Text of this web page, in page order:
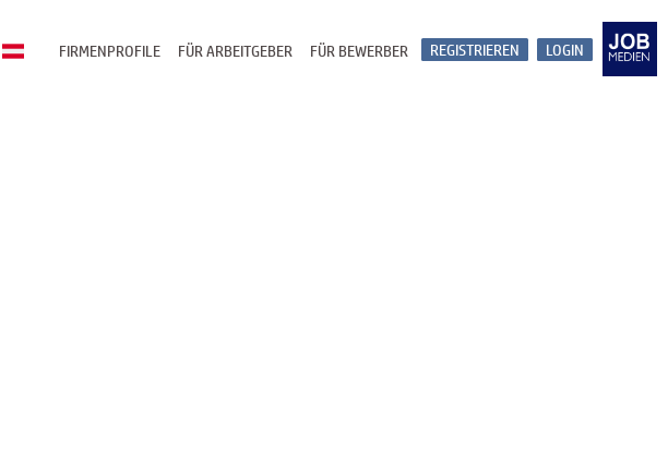
LOGIN
REGISTRIEREN
FÜR BEWERBER
FÜR ARBEITGEBER
FIRMENPROFILE